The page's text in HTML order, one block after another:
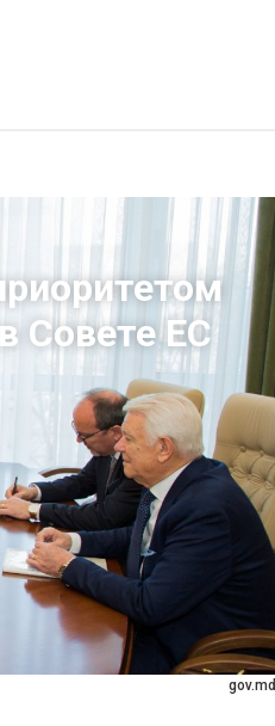
gov.md
Совете ЕС